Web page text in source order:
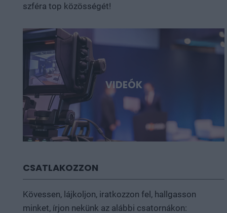
szféra top közösségét!
VIDEÓK
CSATLAKOZZON
Kövessen, lájkoljon, iratkozzon fel, hallgasson
minket, írjon nekünk az alábbi csatornákon: